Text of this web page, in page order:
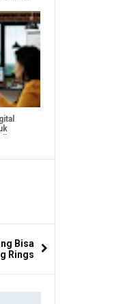
Bisa
Rings